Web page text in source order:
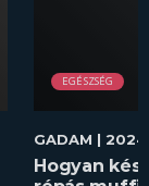
EGÉSZSÉG
GADAM |
Hogyan